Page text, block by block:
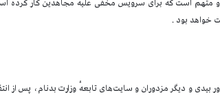
متهم است که برای سرویس مخفی علیه مجاهدین کار کرده
خواهد بود .
بیدی و دیگر مزدوران و سایت‌های تابعهٔ وزارت بدنام، پس از